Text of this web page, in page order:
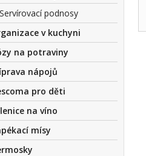
Servírovací podnosy
v kuchyni
na potraviny
nápojů
pro děti
na víno
mísy